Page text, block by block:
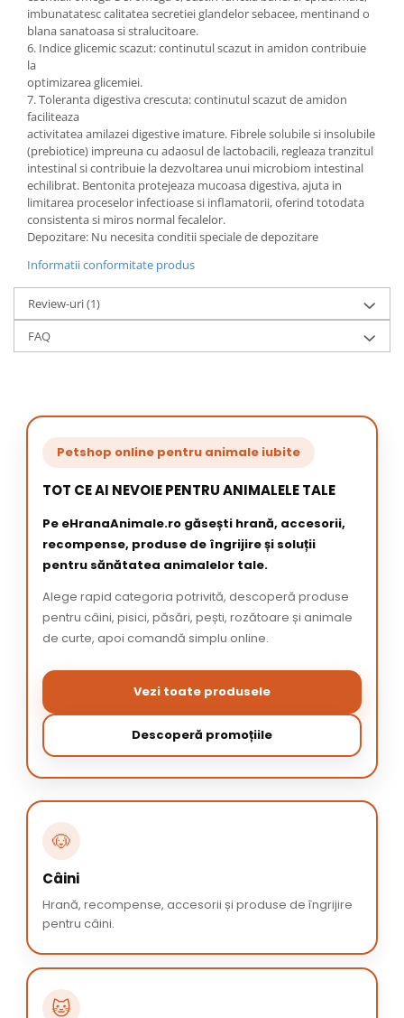
imbunatatesc calitatea secretiei glandelor sebacee, mentinand o
blana sanatoasa si stralucitoare.
6. Indice glicemic scazut: continutul scazut in amidon contribuie
la
optimizarea glicemiei.
7. Toleranta digestiva crescuta: continutul scazut de amidon
faciliteaza
activitatea amilazei digestive imature. Fibrele solubile si insolubile
(prebiotice) impreuna cu adaosul de lactobacili, regleaza tranzitul
intestinal si contribuie la dezvoltarea unui microbiom intestinal
echilibrat. Bentonita protejeaza mucoasa digestiva, ajuta in
limitarea proceselor infectioase si inflamatorii, oferind totodata
consistenta si miros normal fecalelor.
Depozitare: Nu necesita conditii speciale de depozitare
Informatii conformitate produs
Review-uri(1)
FAQ
Petshop online pentru animale iubite
TOT CE AI NEVOIE PENTRU ANIMALELE TALE
Pe eHranaAnimale.ro găsești hrană, accesorii,
recompense, produse de îngrijire și soluții
pentru sănătatea animalelor tale.
Alege rapid categoria potrivită, descoperă produse
pentru câini, pisici, păsări, pești, rozătoare și animale
de curte, apoi comandă simplu online.
Vezi toate produsele
Descoperă promoțiile
🐶
Câini
Hrană, recompense, accesorii și produse de îngrijire
pentru câini.
🐱